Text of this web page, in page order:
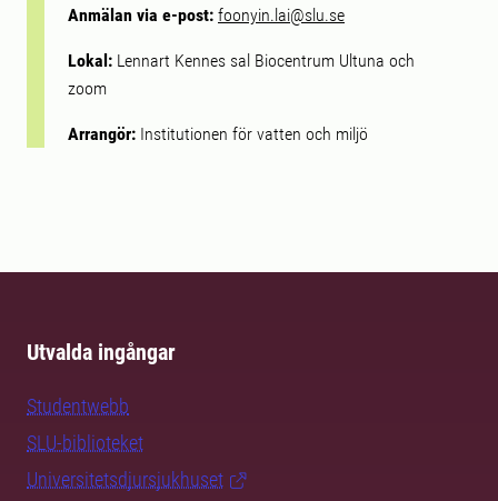
Anmälan via e-post: foonyin.lai@slu.se
Lokal: Lennart Kennes sal Biocentrum Ultuna och
zoom
Arrangör: Institutionen för vatten och miljö
Utvalda ingångar
Studentwebb
SLU-biblioteket
Universitetsdjursjukhuset